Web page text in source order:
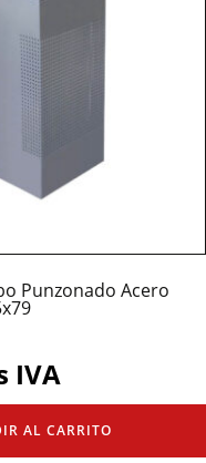
Punzonado Acero
IVA
AL CARRITO